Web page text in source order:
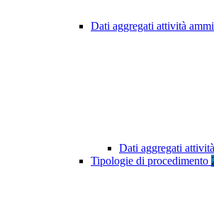
Dati aggregati attività
Dati aggregati
Tipologie di procedimento